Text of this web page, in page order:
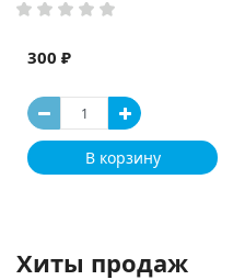
300 ₽
В корзину
Хиты продаж